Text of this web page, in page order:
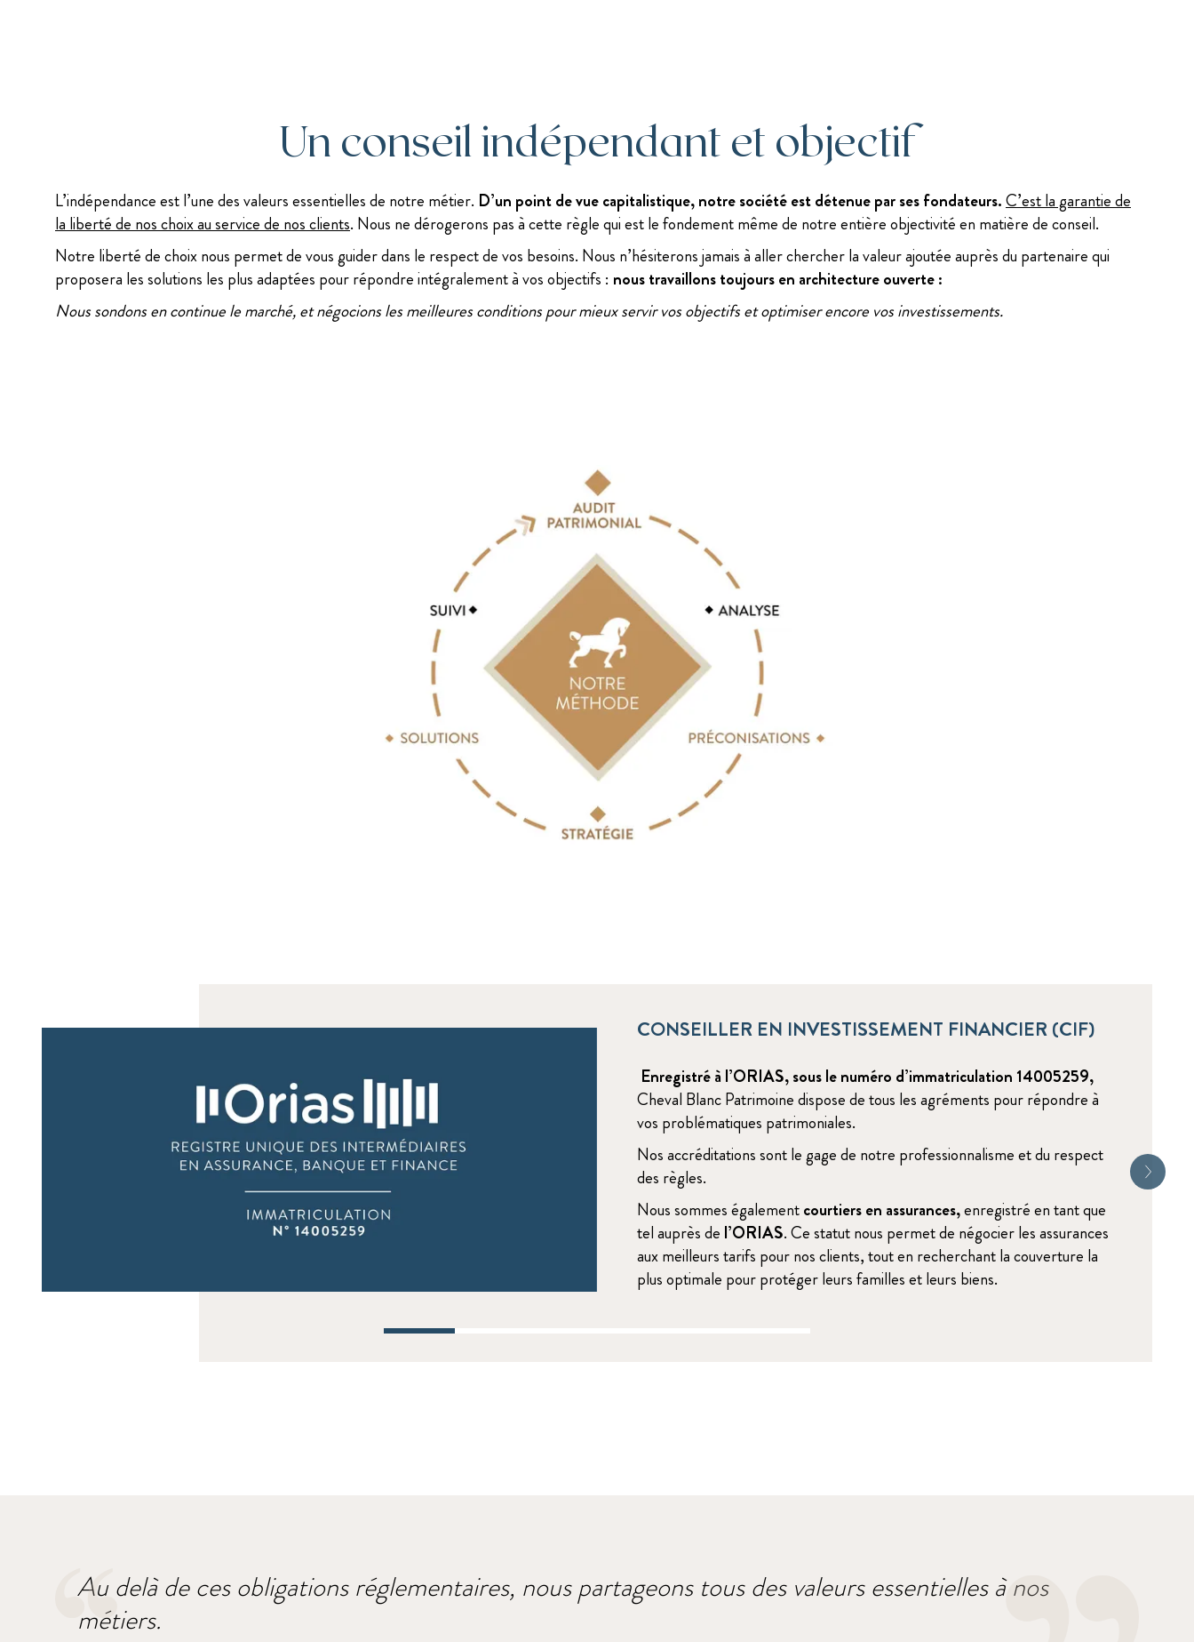
Un conseil indépendant et objectif
L’indépendance est l’une des valeurs essentielles de notre métier. D’un point de vue capitalistique, notre société est détenuepar ses fondateurs.C’est la garantie de
la liberté de nos choix au service de nos clients. Nous ne dérogerons pas à cette règle qui est le fondement même de notre entière objectivité en matière de conseil.
Notre liberté de choix nous permet de vous guider dans le respect de vos besoins. Nous n’hésiterons jamais à aller chercher la valeur ajoutée auprès du partenaire qui
proposera les solutions les plus adaptées pour répondre intégralement à vos objectifs : nous travaillons toujours en architecture ouverte :
Nous sondons en continue le marché, et négocions les meilleures conditions pour mieux servir vos objectifs et optimiser encore vos investissements.
CONSEILLER EN INVESTISSEMENT FINANCIER (CIF)
Enregistré à l’ORIAS, sous le numéro d’immatriculation 14005259,
Cheval Blanc Patrimoine dispose de tous les agréments pour répondre à
vos problématiques patrimoniales.
Nos accréditations sont le gage de notre professionnalisme et du respect
des règles.
Nous sommes égalementcourtiers en assurances,enregistré en tant que
tel auprès de l’ORIAS. Ce statut nous permet de négocier les assurances
aux meilleurs tarifs pour nos clients, tout en recherchant la couverture la
plus optimale pour protéger leurs familles et leurs biens.
Au delà de ces obligations réglementaires, nous partageons tous des valeurs essentielles à nos
métiers.